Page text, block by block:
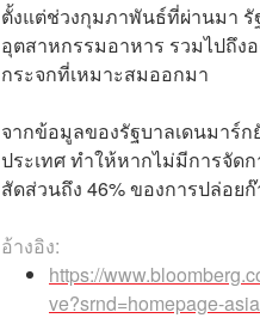
ตั้งแต่ช่วงกุมภาพันธ์ที่ผ่านมา รั
อุตสาหกรรมอาหาร รวมไปถึง
กระจกที่เหมาะสมออกมา
จากข้อมูลของรัฐบาลเดนมาร์
ประเทศ ทำให้หากไม่มีการจัด
สัดส่วนถึง 46% ของการปล่อย
อ้างอิง:
https://
ve?srnd=homepage-